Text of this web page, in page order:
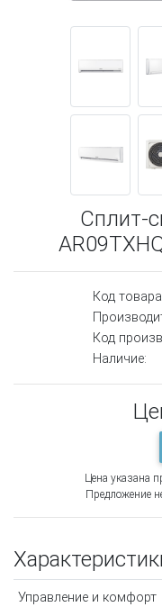
Сплит-
Код
Код
Наличие:
Цена указана
Предложение
Управление и комфорт